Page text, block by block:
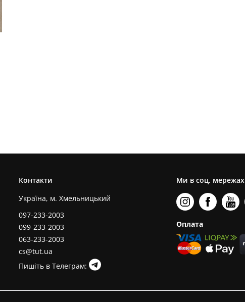
Контакти
Україна, м. Хмельницький
097-233-2003
099-233-2003
063-233-2003
cs@tut.ua
Пишіть в Телеграм:
Ми в соц. мережах
Оплата